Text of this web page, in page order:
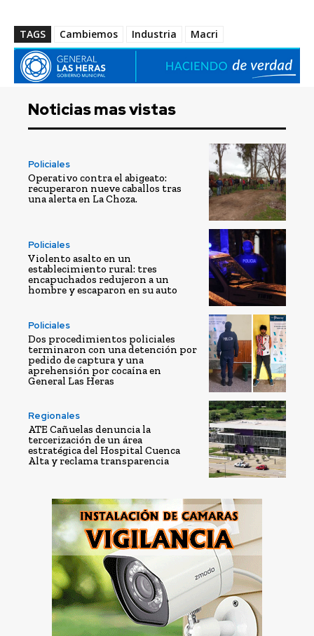
TAGS Cambiemos Industria Macri
Noticias mas vistas
Policiales
Operativo contra el abigeato:
recuperaron nueve caballos tras
una alerta en La Choza.
Policiales
Violento asalto en un
establecimiento rural: tres
encapuchados redujeron a un
hombre y escaparon en su auto
Policiales
Dos procedimientos policiales
terminaron con una detención por
pedido de captura y una
aprehensión por cocaína en
General Las Heras
Regionales
ATE Cañuelas denuncia la
tercerización de un área
estratégica del Hospital Cuenca
Alta y reclama transparencia